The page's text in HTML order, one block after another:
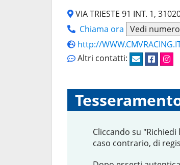
VIA TRIESTE 91 INT. 1,
Chiama ora Vedi numero
http://
Altri contatti:
Cliccando su
caso contrario, di